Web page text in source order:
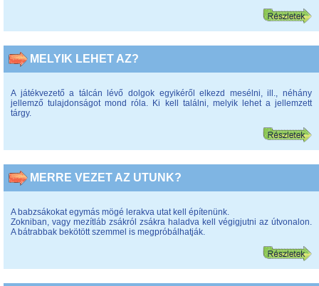
MELYIK LEHET AZ?
A játékvezető a tálcán lévő dolgok egyikéről elkezd mesélni, ill., néhány
jellemző tulajdonságot mond róla. Ki kell találni, melyik lehet a jellemzett
tárgy.
MERRE VEZET AZ UTUNK?
A babzsákokat egymás mögé lerakva utat kell építenünk.
Zokniban, vagy mezítláb zsákról zsákra haladva kell végigjutni az útvonalon.
A bátrabbak bekötött szemmel is megpróbálhatják.